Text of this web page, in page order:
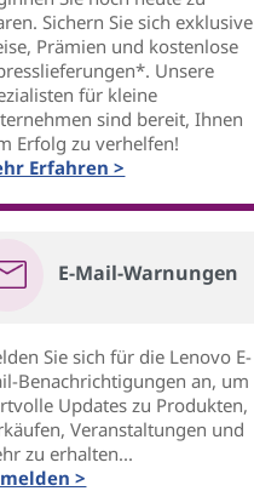
Sichern Sie sich exklusive
Prämien und kostenlose
Unsere
für kleine
sind bereit, Ihnen
Erfolg zu verhelfen!
Erfahren >
E-Mail-Warnungen
Sie sich für die Lenovo E-
Benachrichtigungen an, um
Updates zu Produkten,
Veranstaltungen und
zu erhalten...
>